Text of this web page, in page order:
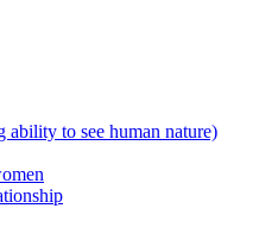
ability to see human nature)